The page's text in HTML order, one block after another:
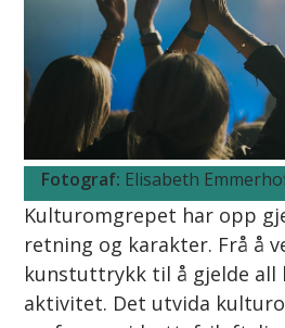
Elisabeth
Kulturomgrepet har opp
retning og karakter. Frå å
kunstuttrykk til å gjelde all
aktivitet. Det utvida